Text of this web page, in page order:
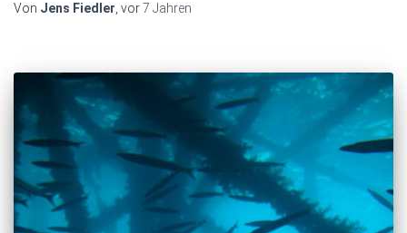
Von Jens Fiedler , vor7 Jahren